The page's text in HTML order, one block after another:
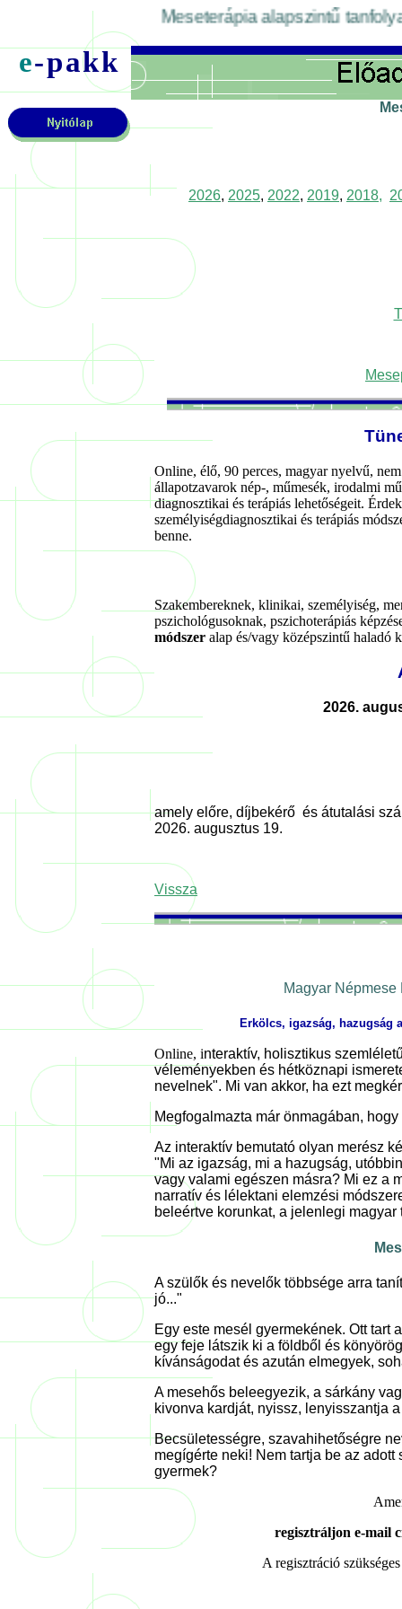
Meseterápia alapszintű tanfolyam
e-pakk
2026, 2025, 2022, 2019, 2018,
Online, élő, 90 perces, magyar nyelvű,
állapotzavarok nép-, műmesék, irodalmi
diagnosztikai és terápiás lehetőségeit.
személyiségdiagnosztikai és terápiás
benne.
Szakembereknek, klinikai, személyiség,
pszichológusoknak, pszichoterápiás
módszer alap és/vagy középszintű haladó
2026.
amely előre, díjbekérő és átutalási
2026. augusztus 19.
Vissza
Magyar
Erkölcs, igazság, hazugság
Online, interaktív, holisztikus
véleményekben és hétköznapi
nevelnek". Mi van akkor, ha ezt
Megfogalmazta már önmagában,
Az interaktív bemutató olyan merész
"Mi az igazság, mi a hazugság,
vagy valami egészen másra? Mi ez a
narratív és lélektani elemzési
beleértve korunkat, a jelenlegi
A szülők és nevelők többsége arra
jó..."
Egy este mesél gyermekének. Ott tart
egy feje látszik ki a földből és
kívánságodat és azután elmegyek,
A mesehős beleegyezik, a sárkány
kivonva kardját, nyissz, lenyisszantja
Becsületességre, szavahihetőségre
megígérte neki! Nem tartja be az
gyermek?
regisztráljon e-mail
A regisztráció